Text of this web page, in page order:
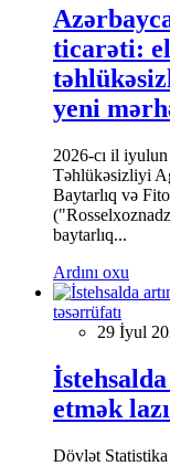
ticarəti:
yeni
2026-cı il
Təhlükəsizliyi
Baytarlıq və
baytarlıq...
Ardını oxu
təsərrüfatı
29 İyul
etmək
Dövlət Statistika